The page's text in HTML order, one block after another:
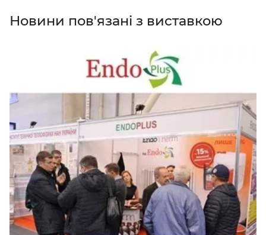
Новини пов'язані з виставкою